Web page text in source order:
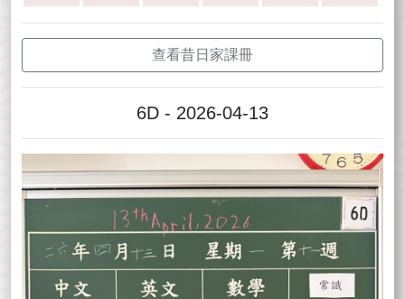
查看昔日家課冊
6D - 2026-04-13